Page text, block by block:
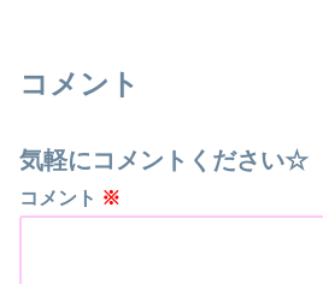
コメント
気軽にコメントください☆
コメント ※